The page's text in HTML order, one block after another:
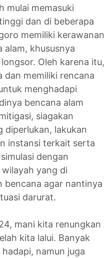
mulai memasuki
dan di beberapa
memiliki kerawanan
khususnya
Oleh karena itu,
dan memiliki rencana
menghadapi
bencana alam
siagakan
diperlukan, lakukan
instansi terkait serta
dengan
yang di
bencana agar nantinya
darurat.
mani kita renungkan
kita lalui. Banyak
namun juga